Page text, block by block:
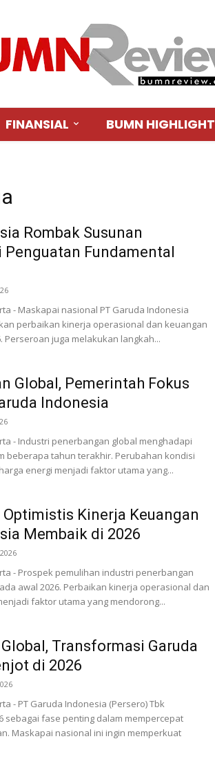
FINANSIAL BUMN HIGHLIGHT
Rombak Susunan
Penguatan Fundamental
- Maskapai nasional PT Garuda Indonesia
perbaikan kinerja operasional dan keuangan
Perseroan juga melakukan langkah...
Global, Pemerintah Fokus
Indonesia
- Industri penerbangan global menghadapi
beberapa tahun terakhir. Perubahan kondisi
energi menjadi faktor utama yang...
Optimistis Kinerja Keuangan
Membaik di 2026
- Prospek pemulihan industri penerbangan
awal 2026. Perbaikan kinerja operasional dan
faktor utama yang mendorong...
Transformasi Garuda
di 2026
- PT Garuda Indonesia (Persero) Tbk
sebagai fase penting dalam mempercepat
Maskapai nasional ini ingin memperkuat